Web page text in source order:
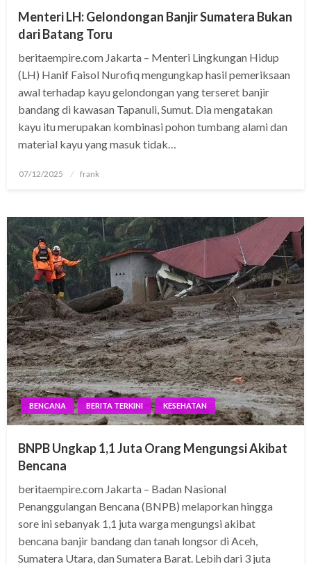
Menteri LH: Gelondongan Banjir Sumatera Bukan
dari Batang Toru
beritaempire.com Jakarta – Menteri Lingkungan Hidup
(LH) Hanif Faisol Nurofiq mengungkap hasil pemeriksaan
awal terhadap kayu gelondongan yang terseret banjir
bandang di kawasan Tapanuli, Sumut. Dia mengatakan
kayu itu merupakan kombinasi pohon tumbang alami dan
material kayu yang masuk tidak…
Posted
07/12/2025 frank
BENCANA BERITA TERKINI KESEHATAN
BNPB Ungkap 1,1 Juta Orang Mengungsi Akibat
Bencana
beritaempire.com Jakarta – Badan Nasional
Penanggulangan Bencana (BNPB) melaporkan hingga
sore ini sebanyak 1,1 juta warga mengungsi akibat
bencana banjir bandang dan tanah longsor di Aceh,
Sumatera Utara, dan Sumatera Barat. Lebih dari 3 juta